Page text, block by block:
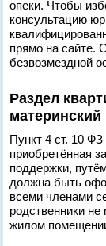
опеки. Чтобы
консультацию
прямо на сайте.
безвозмездной
Раздел
материнский
Пункт 4 ст. 10
приобретённая
поддержки,
должна быть
всеми членами
родственники
жилом